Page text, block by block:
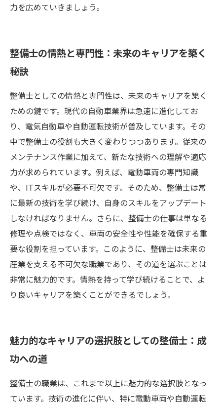
力を広めていきましょう。
整備士の情熱と専門性：未来のキャリアを築く
秘訣
整備士としての情熱と専門性は、未来のキャリアを築く
ための鍵です。現代の自動車業界は急速に進化してお
り、電気自動車や自動運転技術が普及しています。その
中で整備士の役割も大きく変わりつつあります。従来の
メンテナンス作業に加えて、新たな技術への理解や適応
力が求められています。例えば、電動車両の専門知識
や、ITスキルが必要不可欠です。そのため、整備士は常
に最新の技術を学び続け、自身のスキルをアップデート
しなければなりません。さらに、整備士の仕事は単なる
修理や点検ではなく、車両の安全性や性能を確保する重
要な役割を担っています。このように、整備士は未来の
産業を支える不可欠な職業であり、その道を選ぶことは
非常に魅力的です。情熱を持って学び続けることで、よ
り良いキャリアを築くことができるでしょう。
魅力的なキャリアの選択肢としての整備士：成
功への道
整備士の職業は、これまで以上に魅力的な選択肢となっ
ています。技術の進化に伴い、特に電動車両や自動運転